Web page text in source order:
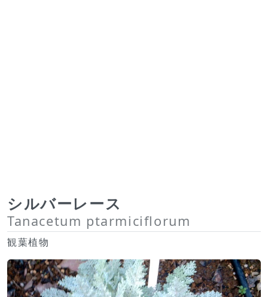
シルバーレース
Tanacetum ptarmiciflorum
観葉植物